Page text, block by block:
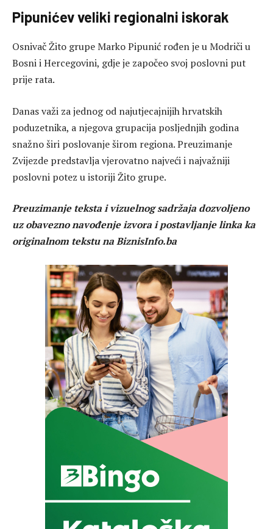
Pipunićev veliki regionalni iskorak
Osnivač Žito grupeMarko Pipunić rođen je u Modriči u
Bosni i Hercegovini, gdje je započeo svoj poslovni put
prije rata.
Danas važi za jednog od najutjecajnijih hrvatskih
poduzetnika, a njegova grupacija posljednjih godina
snažno širi poslovanje širom regiona. Preuzimanje
Zvijezde predstavlja vjerovatno najveći i najvažniji
poslovni potez u istoriji Žito grupe.
Preuzimanje teksta i vizuelnog sadržaja dozvoljeno
uz obavezno navođenje izvora i postavljanje linka ka
originalnom tekstu na BiznisInfo.ba